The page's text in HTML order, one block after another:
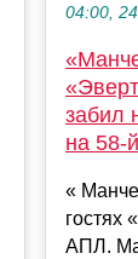
04:00,
забил
на 58-й
«
гостях
АПЛ.